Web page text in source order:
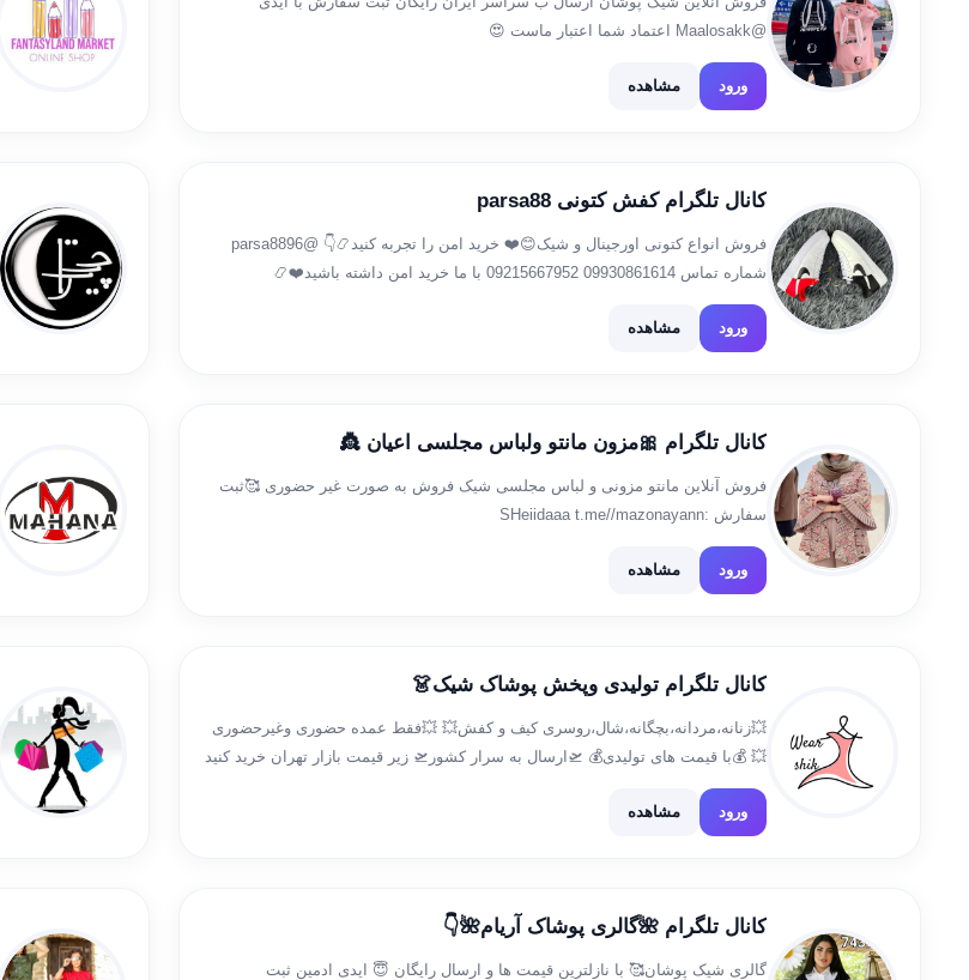
@Maalosakk اعتماد شما اعتبار ماست 😍
ورود مشاهده
کانال تلگرام کفش کتونی parsa88
فروش انواع کتونی اورجینال و شیک😊❤️ خرید امن را تجربه کنید📿👇 @parsa8896
شماره تماس 09930861614 09215667952 با ما خرید امن داشته باشید❤️📿
.بسکتبال،والیبال،هندبال،دومیدانی ورود […]
ورود مشاهده
کانال تلگرام 🎀مزون مانتو ولباس مجلسی اعیان 👸
فروش آنلاین مانتو مزونی و لباس مجلسی شیک فروش به صورت غیر حضوری 🥰ثبت
سفارش :SHeiidaaa t.me//mazonayann
ورود مشاهده
کانال تلگرام تولیدی وپخش پوشاک شیک👗
💥زنانه،مردانه،بچگانه،شال،روسری کیف و کفش💥 💥فقط عمده حضوری وغیرحضوری
💥 💰با قیمت های تولیدی💰 🛫ارسال به سرار کشور🛫 زیر قیمت بازار تهران خرید کنید
نشانی:زنجان-ابهر-میدان مصلی-نبش بانک ملی-پلاک ۳ سفارش آنلاین: @shikadmin22
ورود
مشاهده
کانال تلگرام 🌺گالری پوشاک آریام🌺👇
گالری شیک پوشان🥰 با نازلترین قیمت ها و ارسال رایگان 😇 ایدی ادمین ثبت